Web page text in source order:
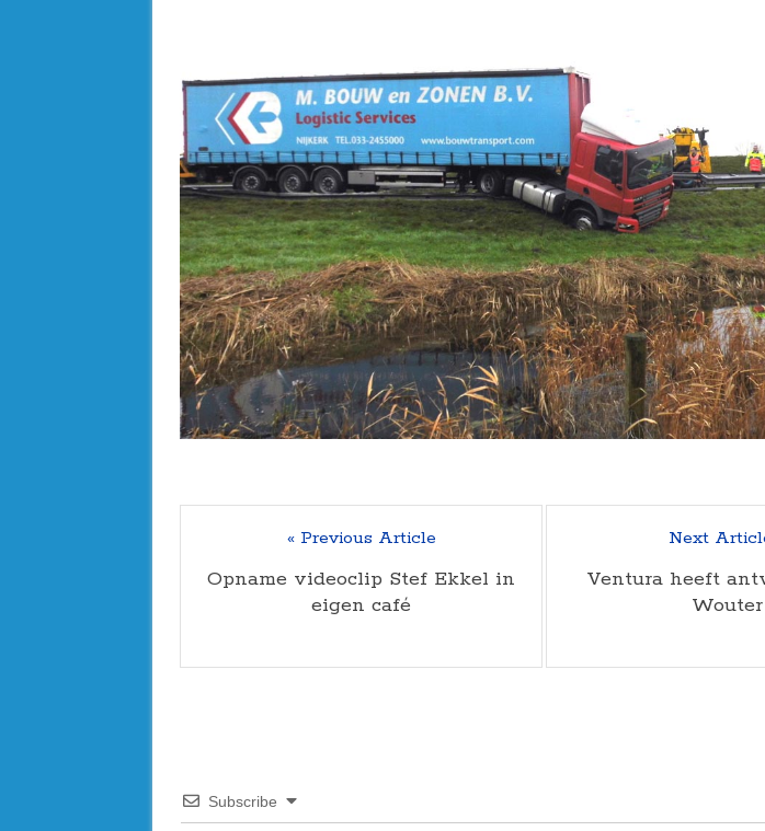
« Previous Article
Opname videoclip Stef Ekkel in
eigen café
Next
Ventura heeft
Wouter
Subscribe